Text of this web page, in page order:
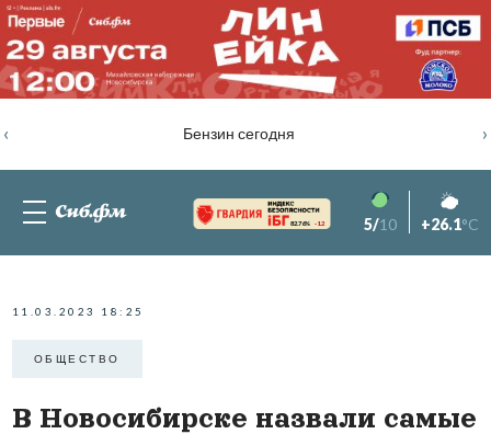
Бензин сегодня
‹ ›
82.76% -1.2 5/10 +26.1°C
11.03.2023 18:25
ОБЩЕСТВО
В Новосибирске назвали самые